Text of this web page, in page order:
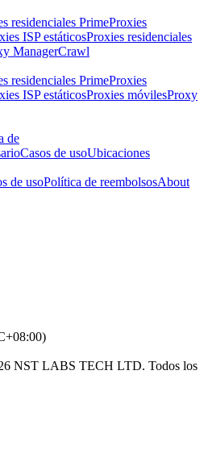
residenciales PrimeProxies
ISP estáticosProxies residenciales
ManagerCrawl
residenciales PrimeProxies
ISP estáticosProxies móvilesProxy
de
Casos de usoUbicaciones
de usoPolítica de reembolsosAbout
NST LABS TECH LTD. Todos los